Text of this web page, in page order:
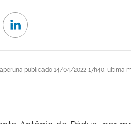
publicado 14/04/2022 17h40, última